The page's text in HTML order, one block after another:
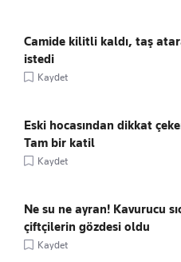
Camide kilitli kaldı, taş
istedi
Kaydet
Eski hocasından dikkat
Tam bir katil
Kaydet
Ne su ne ayran! Kavurucu
çiftçilerin gözdesi oldu
Kaydet